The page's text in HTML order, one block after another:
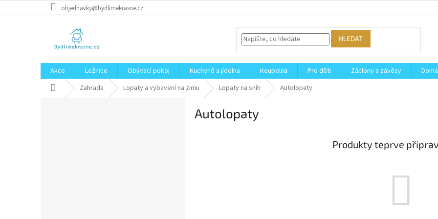
na
objednavky@bydlimekrasne.cz
HLEDAT
Akce Ložnice Obývací pokoj Kuchyně a jídelna Koupelna Pro děti Záclony a závěsy
Domů Zahrada Lopaty a vybavení na zimu Lopaty na sníh Autolopaty
Autolopaty
Produkty teprve